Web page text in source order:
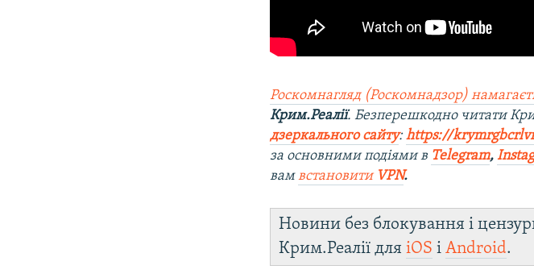
Роскомнагляд (Роскомнадзор)
Крим.Реалії. Безперешкодно читати
дзеркального сайту:https://
за основними подіями в Telegram,
вамвстановити VPN.
Новини без блокування і
Крим.Реалії дляiOS іAndroid.